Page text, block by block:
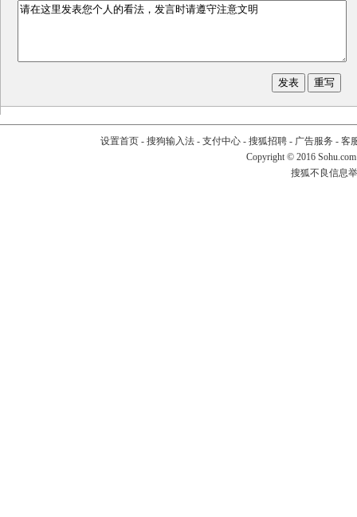
设置首页- 搜狗输入法- 支付中心- 搜狐招聘- 广告服务 - 客
Copyright © 2016
搜狐不良信息